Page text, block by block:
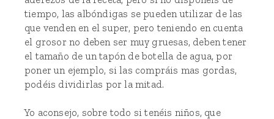
tiempo, las albóndigas se pueden utilizar de las
que venden en el super, pero teniendo en cuenta
el grosor no deben ser muy gruesas, deben tener
el tamaño de un tapón de botella de agua, por
poner un ejemplo, si las compráis mas gordas,
podéis dividirlas por la mitad.
Yo aconsejo, sobre todo si tenéis niños, que